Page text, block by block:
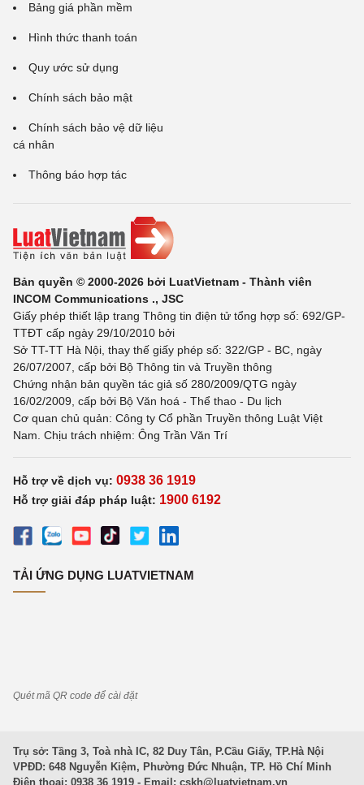
Bảng giá phần mềm
Hình thức thanh toán
Quy ước sử dụng
Chính sách bảo mật
Chính sách bảo vệ dữ liệu
cá nhân
Thông báo hợp tác
Bản quyền © 2000-2026 bởi LuatVietnam - Thành viên
INCOM Communications ., JSC
Giấy phép thiết lập trang Thông tin điện tử tổng hợp số: 692/GP-
TTĐT cấp ngày 29/10/2010 bởi
Sở TT-TT Hà Nội, thay thế giấy phép số: 322/GP - BC, ngày
26/07/2007, cấp bởi Bộ Thông tin và Truyền thông
Chứng nhận bản quyền tác giả số 280/2009/QTG ngày
16/02/2009, cấp bởi Bộ Văn hoá - Thể thao - Du lịch
Cơ quan chủ quản: Công ty Cổ phần Truyền thông Luật Việt
Nam. Chịu trách nhiệm: Ông Trần Văn Trí
Hỗ trợ về dịch vụ: 0938 36 1919
Hỗ trợ giải đáp pháp luật: 1900 6192
TẢI ỨNG DỤNG LUATVIETNAM
Quét mã QR code để cài đặt
Trụ sở: Tầng 3, Toà nhà IC, 82 Duy Tân, P.Cầu Giấy, TP.Hà Nội
VPĐD: 648 Nguyễn Kiệm, Phường Đức Nhuận, TP. Hồ Chí Minh
Điện thoại: 0938 36 1919 - Email: cskh@luatvietnam.vn